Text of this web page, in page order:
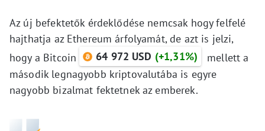
Az új befektetők érdeklődése nemcsak hogy felfelé
hajthatja az Ethereum árfolyamát, de azt is jelzi,
hogy a Bitcoin
64 972 USD (+1,31%)
mellett a
második legnagyobb kriptovalutába is egyre
nagyobb bizalmat fektetnek az emberek.